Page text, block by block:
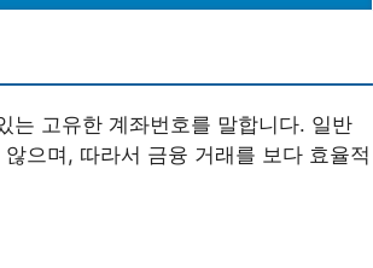
는 고유한 계좌번호를 말합니다. 일반
으며, 따라서 금융 거래를 보다 효율적